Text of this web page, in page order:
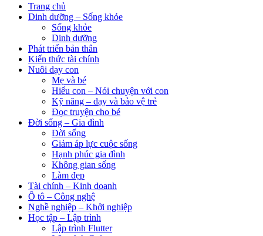
Trang chủ
Dinh dưỡng – Sống khỏe
Sống khỏe
Dinh dưỡng
Phát triển bản thân
Kiến thức tài chính
Nuôi dạy con
Mẹ và bé
Hiểu con – Nói chuyện với con
Kỹ năng – dạy và bảo vệ trẻ
Đọc truyện cho bé
Đời sống – Gia đình
Đời sống
Giảm áp lực cuộc sống
Hạnh phúc gia đình
Không gian sống
Làm đẹp
Tài chính – Kinh doanh
Ô tô – Công nghệ
Nghề nghiệp – Khởi nghiệp
Học tập – Lập trình
Lập trình Flutter